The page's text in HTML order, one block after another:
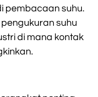
pembacaan suhu.
suhu
di mana kontak